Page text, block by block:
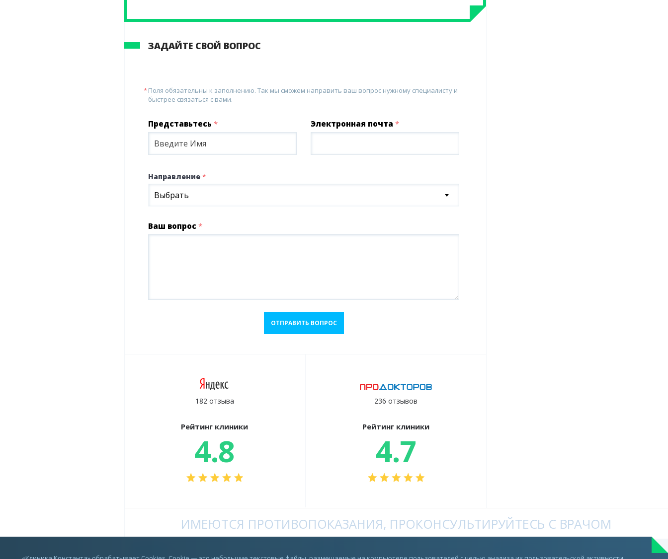
ЗАДАЙТЕ СВОЙ ВОПРОС
Поля обязательны к заполнению. Так мы сможем направить ваш вопрос нужному специалисту и
быстрее связаться с вами.
Представьтесь * Электронная почта*
Направление *
Выбрать
Ваш вопрос *
ОТПРАВИТЬ ВОПРОС
182 отзыва
Рейтинг клиники
4.8
236 отзывов
Рейтинг клиники
4.7
ИМЕЮТСЯ ПРОТИВОПОКАЗАНИЯ, ПРОКОНСУЛЬТИРУЙТЕСЬ С ВРАЧОМ